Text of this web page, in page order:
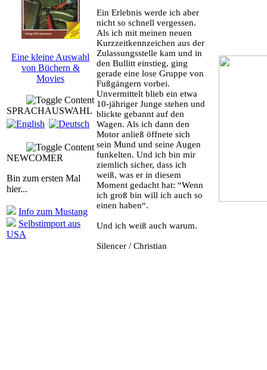
Eine kleine Auswahl
von Büchern &
Movies
SPRACHAUSWAHL
NEWCOMER
Bin zum ersten Mal
hier...
Info zum Mustang
Selbstimport aus
USA
Ein Erlebnis werde ich aber
nicht so schnell vergessen.
Als ich mit meinen neuen
Kurzzeitkennzeichen aus der
Zulassungsstelle kam und in
den Bullitt einstieg, ging
gerade eine lose Gruppe von
Fußgängern vorbei.
Unvermittelt blieb ein etwa
10-jähriger Junge stehen und
blickte gebannt auf den
Wagen. Als ich dann den
Motor anließ öffnete sich
sein Mund und seine Augen
funkelten. Und ich bin mir
ziemlich sicher, dass ich
weiß, was er in diesem
Moment gedacht hat: “Wenn
ich groß bin will ich auch so
einen haben“.
Und ich weiß auch warum.
Silencer / Christian